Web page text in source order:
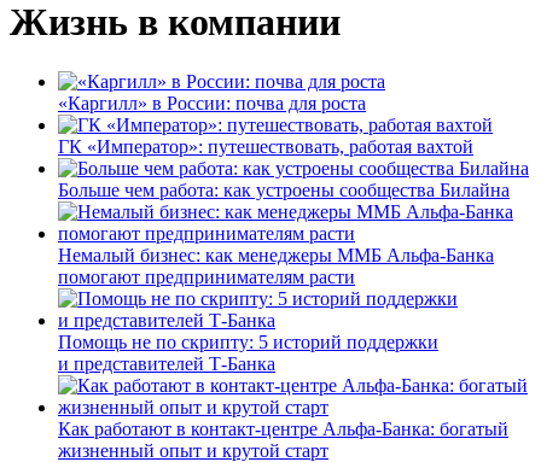
Жизнь в компании
«Каргилл» в России: почва для роста
ГК «Император»: путешествовать, работая вахтой
Больше чем работа: как устроены сообщества Билайна
Немалый бизнес: как менеджеры ММБ Альфа-Банка
помогают предпринимателям расти
Помощь не по скрипту: 5 историй поддержки
и представителей Т-Банка
Как работают в контакт-центре Альфа-Банка: богатый
жизненный опыт и крутой старт